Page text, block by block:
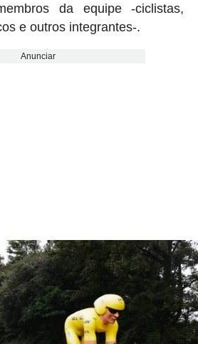
da equipe -ciclistas,
e outros integrantes-.
Anunciar